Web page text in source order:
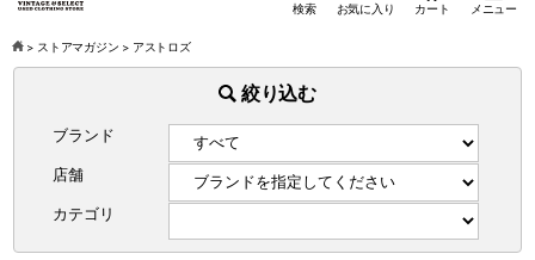
検索 お気に入り カート メニュー
> ストアマガジン > アストロズ
絞り込む
ブランド
店舗
カテゴリ